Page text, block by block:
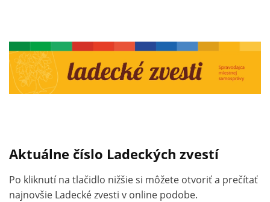
Aktuálne číslo Ladeckých zvestí
Po kliknutí na tlačidlo nižšie si môžete otvoriť a prečítať
najnovšie Ladecké zvesti v online podobe.